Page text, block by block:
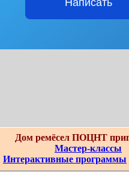
Написать
Дом ремёсел ПОЦНТ
Мастер-классы
Интерактивные программы